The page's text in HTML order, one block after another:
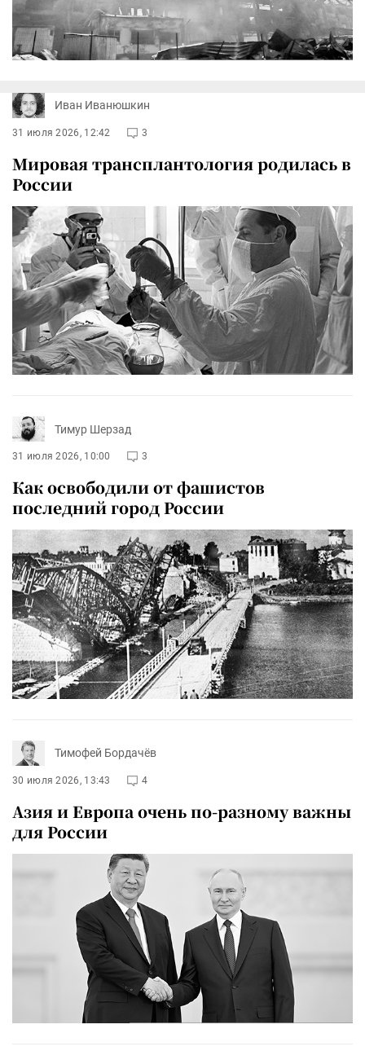
Иван Иванюшкин
31 июля 2026, 12:42 3
Мировая трансплантология родилась в
России
Тимур Шерзад
31 июля 2026, 10:00 3
Как освободили от фашистов
последний город России
Тимофей Бордачёв
30 июля 2026, 13:43 4
Азия и Европа очень по-разному важны
для России